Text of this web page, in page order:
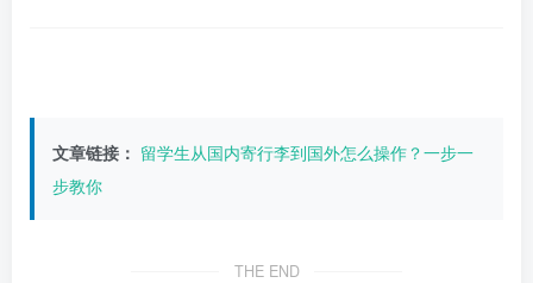
文章链接： 留学生从国内寄行李到国外怎么操作？一步一
步教你
THE END